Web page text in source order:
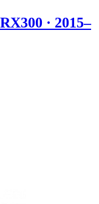
· 2015–